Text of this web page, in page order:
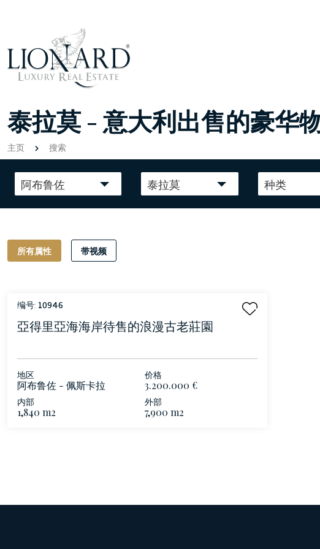
泰拉莫 - 意大利出售的豪华物
主页 搜索
阿布鲁佐 泰拉莫 种类
所有属性 带视频
编号: 10946
亞得里亞海海岸待售的浪漫古老莊園
地区
阿布鲁佐 - 佩斯卡拉
价格
3.200.000 €
内部
1,840 m2
外部
7,900 m2